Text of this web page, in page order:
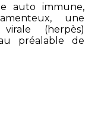
auto immune,
une
(herpès)
préalable de